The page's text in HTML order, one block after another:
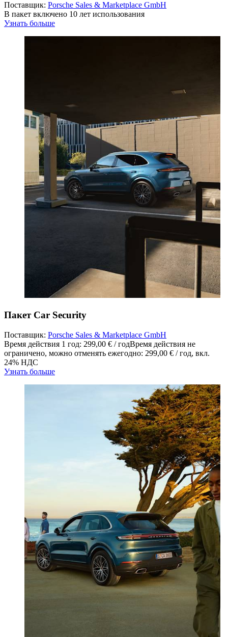
Поставщик: Porsche Sales & Marketplace GmbH
В пакет включено 10 лет использования
Узнать больше
Пакет Car Security
Поставщик: Porsche Sales & Marketplace GmbH
Время действия 1 год: 299,00 € / годВремя действия не
ограничено, можно отменять ежегодно: 299,00 € / год, вкл.
24% НДС
Узнать больше